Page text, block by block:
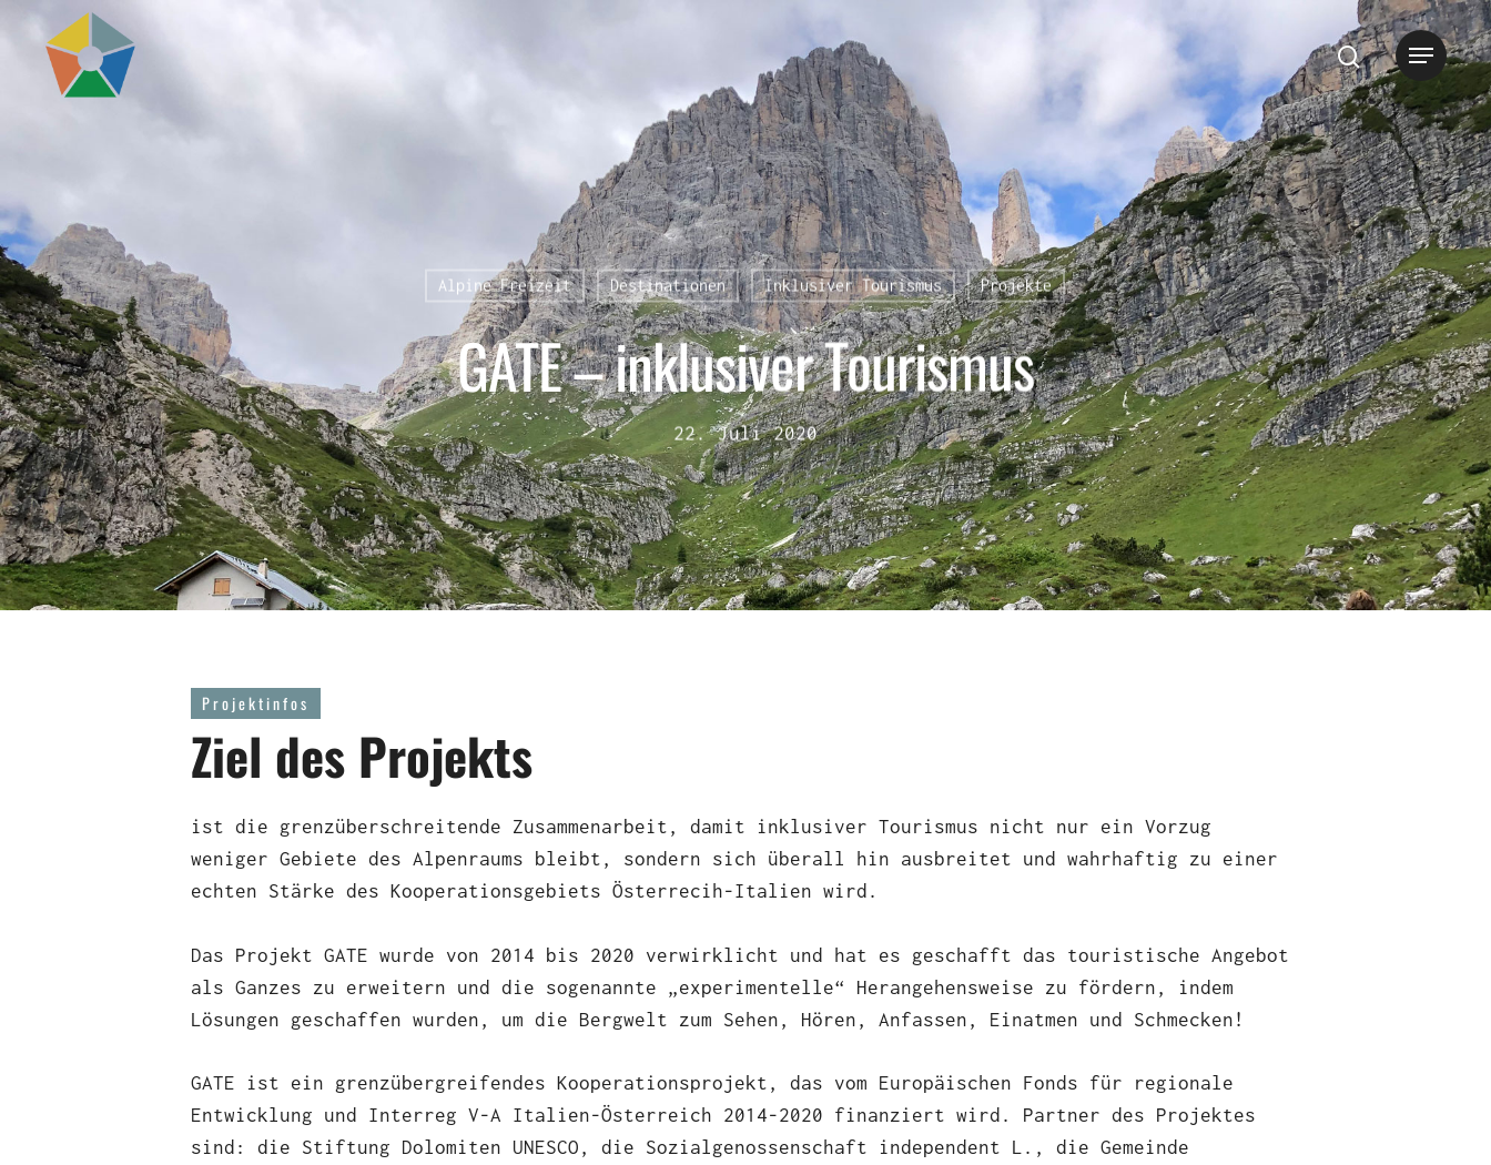
Alpine Freizeit Destinationen Inklusiver Tourismus Projekte
GATE – inklusiver Tourismus
22. Juli 2020
Projektinfos
Ziel des Projekts
ist die grenzüberschreitende Zusammenarbeit, damit inklusiver Tourismus nicht nur ein Vorzug
weniger Gebiete des Alpenraums bleibt, sondern sich überall hin ausbreitet und wahrhaftig zu einer
echten Stärke des Kooperationsgebiets Österrecih-Italien wird.
Das Projekt GATE wurde von 2014 bis 2020 verwirklicht und hat es geschafft das touristische Angebot
als Ganzes zu erweitern und die sogenannte „experimentelle“ Herangehensweise zu fördern, indem
Lösungen geschaffen wurden, um die Bergwelt zum Sehen, Hören, Anfassen, Einatmen und Schmecken!
GATE ist ein grenzübergreifendes Kooperationsprojekt, das vom Europäischen Fonds für regionale
Entwicklung und Interreg V-A Italien-Österreich 2014-2020 finanziert wird. Partner des Projektes
sind: die Stiftung Dolomiten UNESCO, die Sozialgenossenschaft independent L., die Gemeinde